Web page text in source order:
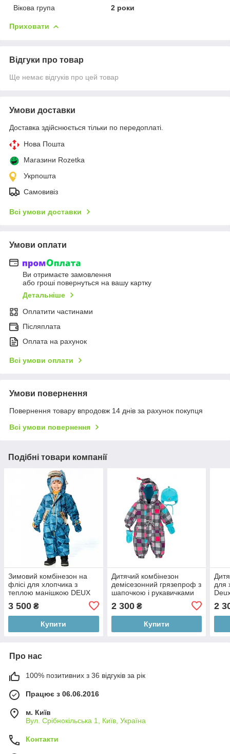
Вікова група
2 роки
Приховати
Відгуки про товар
Ще немає відгуків про цей товар
Умови доставки
Доставка здійснюється тільки по передоплаті.
Нова Пошта
Магазини Rozetka
Укрпошта
Самовивіз
Всі умови доставки
Умови оплати
Ви отримаєте замовлення
або гроші повернуться на вашу картку
Детальніше
Оплатити частинами
Післяплата
Оплата на рахунок
Всі умови оплати
Умови повернення
Повернення товару впродовж 14 днів за рахунок покупця
Всі умови повернення
Подібні товари компанії
Зимовий комбінезон на
флісі для хлопчика з
теплою манішкою DEUX
3 500 ₴
Купити
Дитячий комбінезон
демісезонний грязепроф з
шапочкою і рукавичками
Deux
2 300₴
Купити
для
2
Про нас
100% позитивних з 36 відгуків за рік
Працює з 06.06.2016
м. Київ
Вул. Срібнокільська 1, Київ, Україна
Контакти